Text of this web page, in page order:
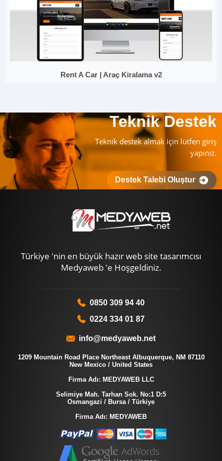
Rent A Car | Araç Kiralama v2
Teknik Destek
Teknik destek almak için lütfen giriş
yapınız.
Destek Talebi Oluştur
Türkiye 'nin en büyük hazır web site tasarımcısı
Medyaweb 'e Hoşgeldiniz.
0850 309 94 40
0224 334 01 87
info@medyaweb.net
1209 Mountain Road Place Northeast Albuquerque, NM 87110
New Mexico / United States
Firma Adı: MEDYAWEB LLC
Selimiye Mah. Tarhan Sok. No:1 D:5
Osmangazi / Bursa / Türkiye
Firma Adı: MEDYAWEB